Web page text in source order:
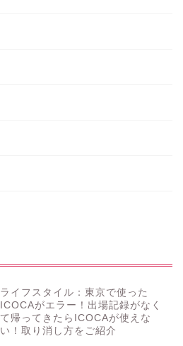
ライフスタイル：東京で使った
ICOCAがエラー！出場記録がなく
て帰ってきたらICOCAが使えな
い！取り消し方をご紹介